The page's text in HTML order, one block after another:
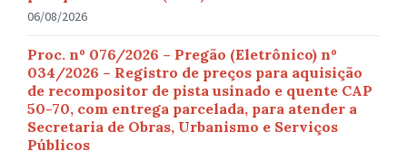
06/08/2026
Proc. nº 076/2026 – Pregão (Eletrônico) nº
034/2026 – Registro de preços para aquisição
de recompositor de pista usinado e quente CAP
50-70, com entrega parcelada, para atender a
Secretaria de Obras, Urbanismo e Serviços
Públicos